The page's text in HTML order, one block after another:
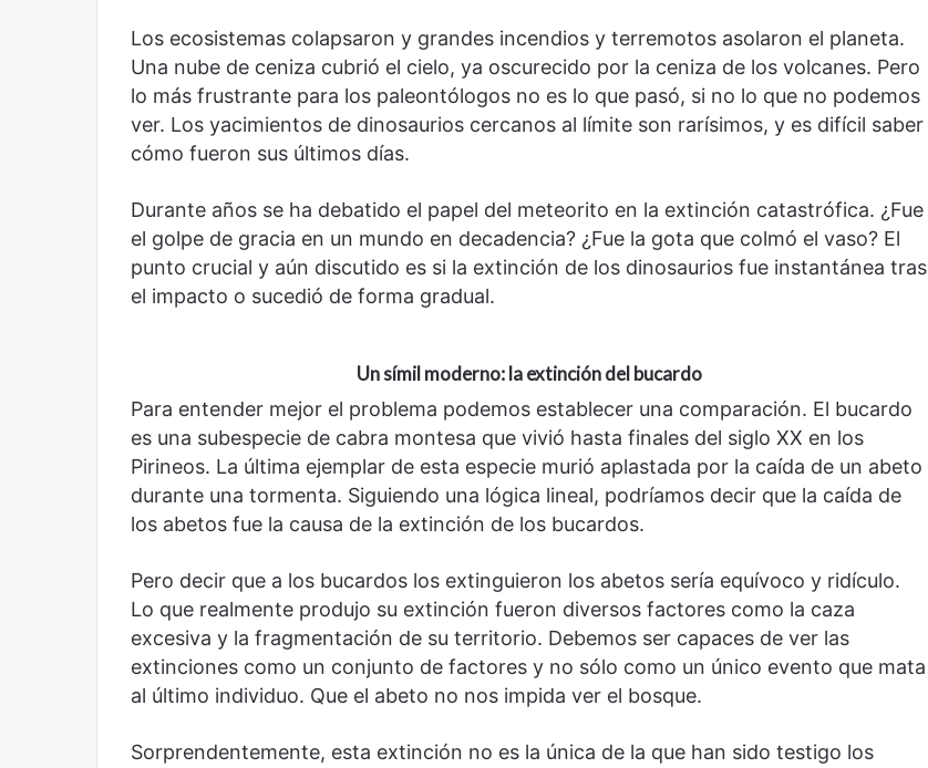
Los ecosistemas colapsaron y grandes incendios y terremotos asolaron el planeta.
Una nube de ceniza cubrió el cielo, ya oscurecido por la ceniza de los volcanes. Pero
lo más frustrante para los paleontólogos no es lo que pasó, si no lo que no podemos
ver. Los yacimientos de dinosaurios cercanos al límite son rarísimos, y es difícil saber
cómo fueron sus últimos días.
Durante años se ha debatido el papel del meteorito en la extinción catastrófica. ¿Fue
el golpe de gracia en un mundo en decadencia? ¿Fue la gota que colmó el vaso? El
punto crucial y aún discutido es si la extinción de los dinosaurios fue instantánea tras
el impacto o sucedió de forma gradual.
Un símil moderno: la extinción del bucardo
Para entender mejor el problema podemos establecer una comparación. El bucardo
es una subespecie de cabra montesa que vivió hasta finales del siglo XX en los
Pirineos. La última ejemplar de esta especie murió aplastada por la caída de un abeto
durante una tormenta. Siguiendo una lógica lineal, podríamos decir que la caída de
los abetos fue la causa de la extinción de los bucardos.
Pero decir que a los bucardos los extinguieron los abetos sería equívoco y ridículo.
Lo que realmente produjo su extinción fueron diversos factores como la caza
excesiva y la fragmentación de su territorio. Debemos ser capaces de ver las
extinciones como un conjunto de factores y no sólo como un único evento que mata
al último individuo. Que el abeto no nos impida ver el bosque.
Sorprendentemente, esta extinción no es la única de la que han sido testigo los
Nueva
droga
Obradorista